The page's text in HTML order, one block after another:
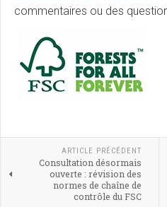
commentaires ou des
ARTICLE PRÉCÉDENT
Consultation désormais
ouverte : révision des
normes de chaîne de
contrôle du FSC